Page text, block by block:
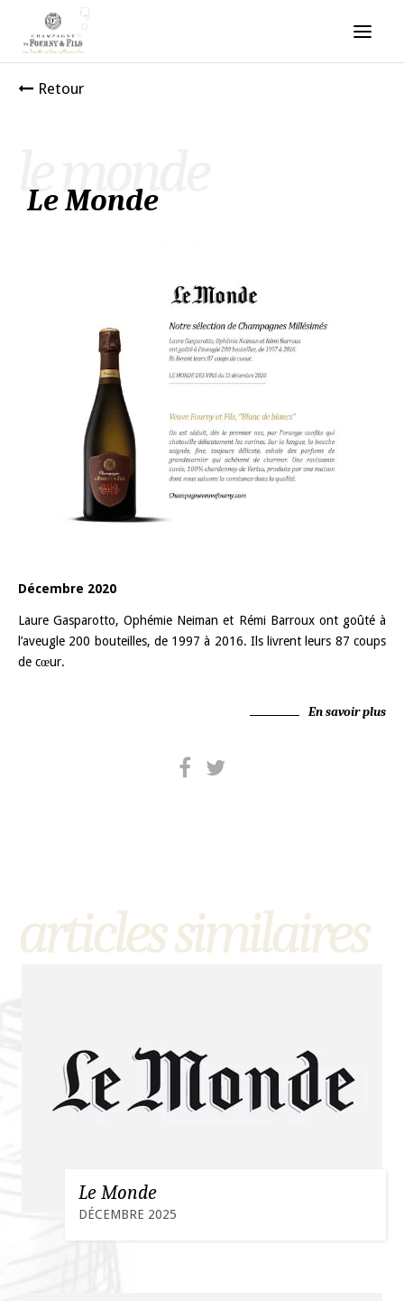
Retour
le monde
Le Monde
Décembre 2020
Laure Gasparotto, Ophémie Neiman et Rémi Barroux ont goûté à
l’aveugle 200 bouteilles, de 1997 à 2016. Ils livrent leurs 87 coups
de cœur.
En savoir plus
articles similaires
Le Monde
DÉCEMBRE 2025